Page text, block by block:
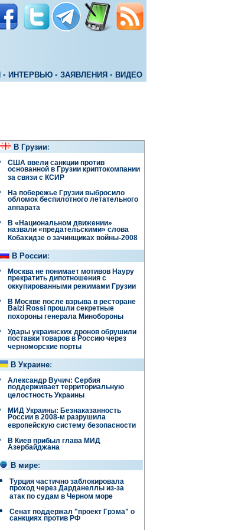
• ИНТЕРВЬЮ • ЗАЯВЛЕНИЯ • ВИДЕО
В Грузии:
США ввели санкции против
основанной в Грузии криптокомпании
за связи с КСИР
На побережье Грузии выбросило
обломок беспилотного летательного
аппарата
В «Национальном движении»
назвали «предательскими» слова
Кобахидзе о зачинщиках войны-2008
В России:
Москва не понимает мотивов Науру
прекратить дипотношения с
оккупированными режимами Грузии
В Москве после взрыва в ресторане
Balzi Rossi прошли секретные
похороны генерала Минобороны
Удары украинских дронов обрушили
поставки товаров в Россию через
черноморские порты
В Украине:
Александр Вучич: Сербия
поддерживает территориальную
целостность Украины
МИД Украины: Безнаказанность
России в 2008-м разрушила
европейскую систему безопасности
В Киев прибыл глава МИД
Азербайджана
В мире:
Турция частично заблокировала
проход через Дарданеллы из-за
атак по судам в Черном море
Сенат поддержал "проект Грэма" о
санкциях против РФ